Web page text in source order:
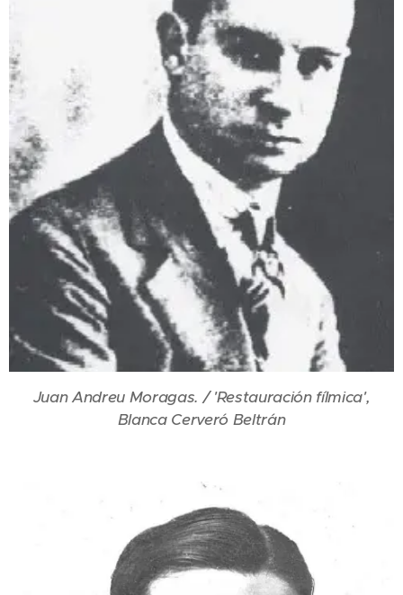
Juan Andreu Moragas. / 'Restauración fílmica',
Blanca Cerveró Beltrán